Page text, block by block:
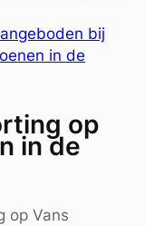
bij
in de
op
in de
op Vans